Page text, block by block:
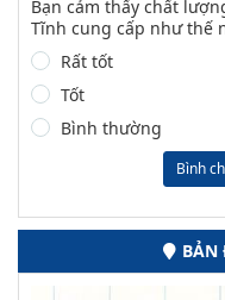
Bạn cảm thấy chất
Tĩnh cung cấp như thế
Rất tốt
Tốt
Bình thường
Bình
BẢN